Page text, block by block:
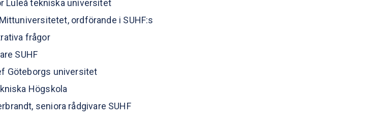
Luleå tekniska universitet
ordförande i SUHF:s
frågor
SUHF
Göteborgs universitet
Högskola
seniora rådgivare SUHF